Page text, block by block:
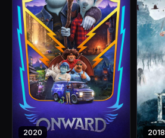
2020 2018